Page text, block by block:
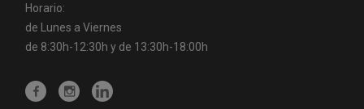
Horario:
de Lunes a Viernes
de 8:30h-12:30h y de 13:30h-18:00h